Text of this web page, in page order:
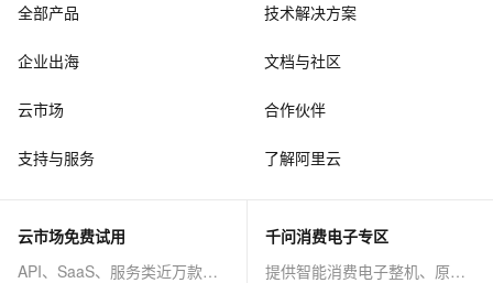
全部产品 技术解决方案
企业出海 文档与社区
云市场 合作伙伴
支持与服务 了解阿里云
云市场免费试用
API、SaaS、服务类近万款商品免费试！
千问消费电子专区
提供智能消费电子整机、原子能力等AI方案